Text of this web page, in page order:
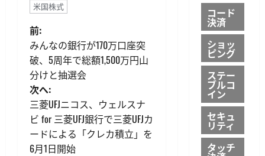
米国株式
投
稿
ナ
ビ
ゲ
前:
みんなの銀行が170万口座突
破、5周年で総額1,500万円山
分けと抽選会
次へ:
三菱UFJニコス、ウェルスナ
ビ for 三菱UFJ銀行で三菱UFJカ
ードによる「クレカ積立」を
6月1日開始
コード
決済
ショッ
ピング
ステー
ブルコ
イン
セキュ
リティ
タッチ